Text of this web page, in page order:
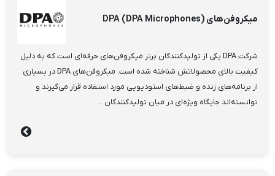
میکروفن‌های DPA (DPA Microphones)
شرکت DPA یکی از تولیدکنندگان برتر میکروفن‌های حرفه‌ای است که به دلیل
کیفیت بالای محصولاتش شناخته شده است. میکروفن‌های DPA در بسیاری
از برنامه‌های زنده و ضبط‌های استودیویی مورد استفاده قرار می‌گیرند و
توانسته‌اند جایگاه ویژه‌ای در میان تولیدکنندگان ...